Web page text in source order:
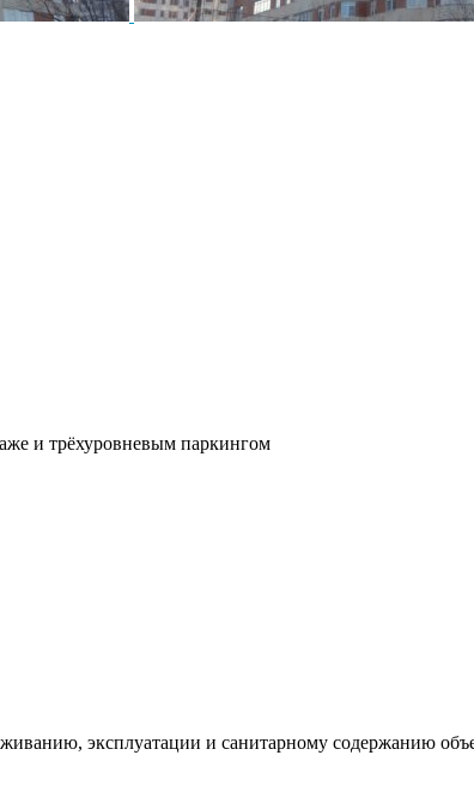
и трёхуровневым паркингом
эксплуатации и санитарному содержанию